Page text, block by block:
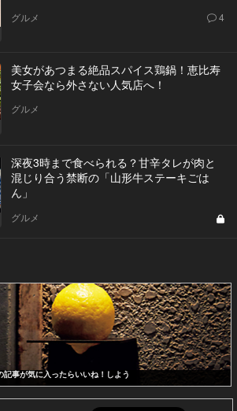
グルメ 4
美女があつまる絶品スパイス鶏鍋！恵比寿
女子会なら外さない人気店へ！
グルメ
深夜3時まで食べられる？甘辛タレが肉と
混じり合う禁断の「山形牛ステーキごは
ん」
グルメ
記事が気に入ったらいいね！しよう